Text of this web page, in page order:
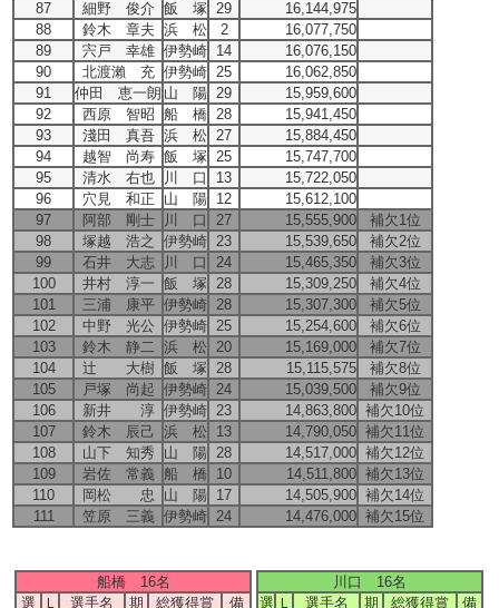
87
細野 俊介 飯 塚 29
16,144,975
88
鈴木 章夫 浜 松 2
16,077,750
89
宍戸 幸雄 伊勢崎 14
16,076,150
90
北渡瀨 充 伊勢崎 25
16,062,850
91
仲田 恵一朗 山 陽 29
15,959,600
92
西原 智昭 船 橋 28
15,941,450
93
淺田 真吾 浜 松 27
15,884,450
94
越智 尚寿 飯 塚 25
15,747,700
95
清水 右也 川 口 13
15,722,050
96
穴見 和正 山 陽 12
15,612,100
97
阿部 剛士 川 口 27 15,555,900
補欠1位
98
塚越 浩之 伊勢崎 23 15,539,650
補欠2位
99
石井 大志 川 口 24 15,465,350
補欠3位
100
井村 淳一 飯 塚 28 15,309,250
補欠4位
101
三浦 康平 伊勢崎 28 15,307,300
補欠5位
102
中野 光公 伊勢崎 25 15,254,600
補欠6位
103
鈴木 静二 浜 松 20 15,169,000
補欠7位
104
辻 大樹 飯 塚 28 15,115,575
補欠8位
105
戸塚 尚起 伊勢崎 24 15,039,500
補欠9位
106
新井 淳 伊勢崎 23 14,863,800 補欠10位
107
鈴木 辰己 浜 松 13 14,790,050 補欠11位
108
山下 知秀 山 陽 28 14,517,000 補欠12位
109
岩佐 常義 船 橋 10 14,511,800 補欠13位
110
岡松 忠 山 陽 17 14,505,900 補欠14位
111
笠原 三義 伊勢崎 24 14,476,000 補欠15位
船橋 16名
選
Ｌ 選手名 期 総獲得賞 備
川口 16名
選 Ｌ 選手名 期 総獲得賞 備